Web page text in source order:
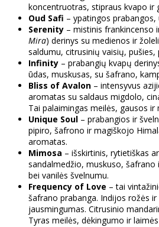
koncentruotras, stipraus kvapo ir
Oud Safi – ypatingos prabangos,
Serenity – mistinis frankincenso
Mira) derinys su medienos ir
saldumu, citrusinių vaisių,
Infinity – prabangių kvapų
ūdas, muskusas, su šafrano,
Bliss of Avalon – intensyvus
aromatas su saldaus migdolo,
Tai palaimingas meilės, gausos ir
Unique Soul – prabangios ir
pipiro, šafrono ir magiškojo
aromatas.
Mimosa – išskirtinis, rytietiškas
sandalmedžio, muskuso,
bei vanilės švelnumu.
Frequency of Love – tai
šafrano prabanga. Indijos rožės
jausmingumas. Citrusinio
Tyras meilės, dėkingumo ir